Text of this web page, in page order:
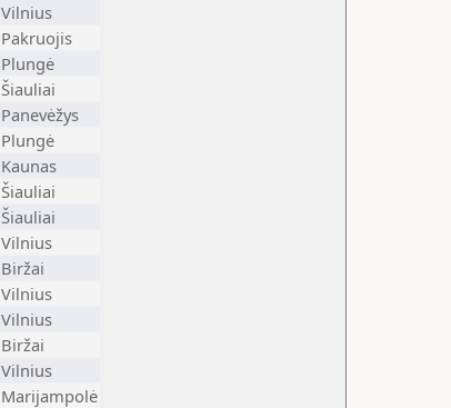
Vilnius
Pakruojis
Plungė
Šiauliai
Panevėžys
Plungė
Kaunas
Šiauliai
Šiauliai
Vilnius
Biržai
Vilnius
Vilnius
Biržai
Vilnius
Marijampolė